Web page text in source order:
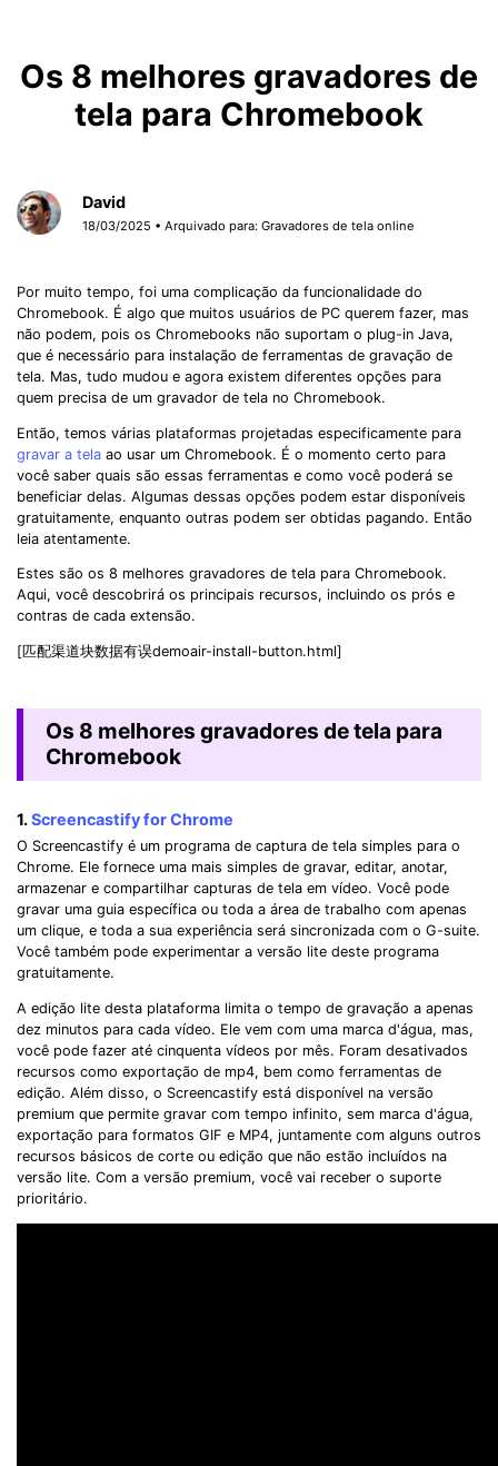
Os 8 melhores gravadores de
tela para Chromebook
David
18/03/2025 • Arquivado para:Gravadores de tela online
Por muito tempo, foi uma complicação da funcionalidade do
Chromebook. É algo que muitos usuários de PC querem fazer, mas
não podem, pois os Chromebooks não suportam o plug-in Java,
que é necessário para instalação de ferramentas de gravação de
tela. Mas, tudo mudou e agora existem diferentes opções para
quem precisa de um gravador de tela no Chromebook.
Então, temos várias plataformas projetadas especificamente para
gravar a tela ao usar um Chromebook. É o momento certo para
você saber quais são essas ferramentas e como você poderá se
beneficiar delas. Algumas dessas opções podem estar disponíveis
gratuitamente, enquanto outras podem ser obtidas pagando. Então
leia atentamente.
Estes são os 8 melhores gravadores de tela para Chromebook.
Aqui, você descobrirá os principais recursos, incluindo os prós e
contras de cada extensão.
[匹配渠道块数据有误demoair-install-button.html]
Os 8 melhores gravadores de tela para
Chromebook
1.Screencastify for Chrome
O Screencastify é um programa de captura de tela simples para o
Chrome. Ele fornece uma mais simples de gravar, editar, anotar,
armazenar e compartilhar capturas de tela em vídeo. Você pode
gravar uma guia específica ou toda a área de trabalho com apenas
um clique, e toda a sua experiência será sincronizada com o G-suite.
Você também pode experimentar a versão lite deste programa
gratuitamente.
A edição lite desta plataforma limita o tempo de gravação a apenas
dez minutos para cada vídeo. Ele vem com uma marca d'água, mas,
você pode fazer até cinquenta vídeos por mês. Foram desativados
recursos como exportação de mp4, bem como ferramentas de
edição. Além disso, o Screencastify está disponível na versão
premium que permite gravar com tempo infinito, sem marca d'água,
exportação para formatos GIF e MP4, juntamente com alguns outros
recursos básicos de corte ou edição que não estão incluídos na
versão lite. Com a versão premium, você vai receber o suporte
prioritário.